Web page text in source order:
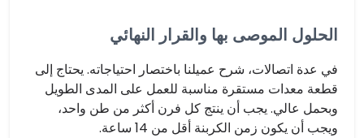
الحلول الموصى بها والقرار النهائي
في عدة اتصالات، شرح عميلنا باختصار احتياجاته. يحتاج إلى
قطعة معدات مستقرة مناسبة للعمل على المدى الطويل
وبحمل عالي. يجب أن ينتج كل فرن أكثر من طن واحد،
ويجب أن يكون زمن الكربنة أقل من 14 ساعة.